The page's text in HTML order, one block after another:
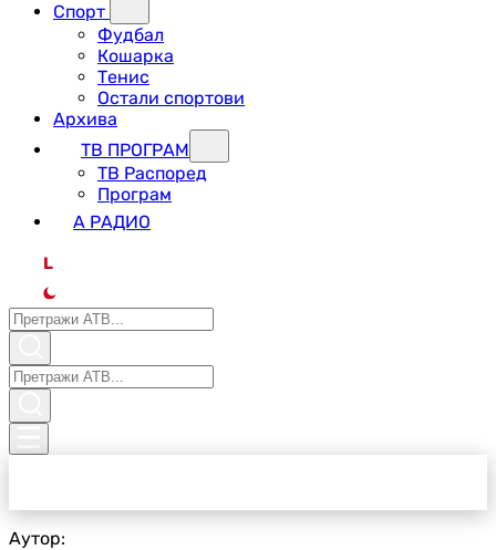
Спорт
Фудбал
Кошарка
Тенис
Остали спортови
Архива
ТВ ПРОГРАМ
ТВ Распоред
Програм
А РАДИО
L
Аутор: